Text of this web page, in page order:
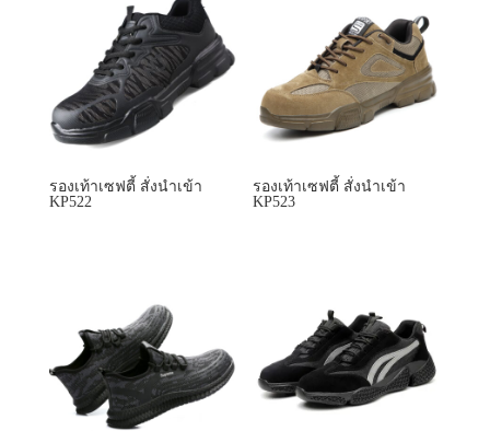
รองเท้าเซฟตี้ สั่งนำเข้า
KP522
รองเท้าเซฟตี้ สั่งนำเข้า
KP523